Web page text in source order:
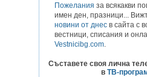
Пожелания за всякакви
имен ден, празници...
новини от днес в сайта с
вестници, списания и
Vestnicibg.com.
Съставете своя лична
в ТВ-